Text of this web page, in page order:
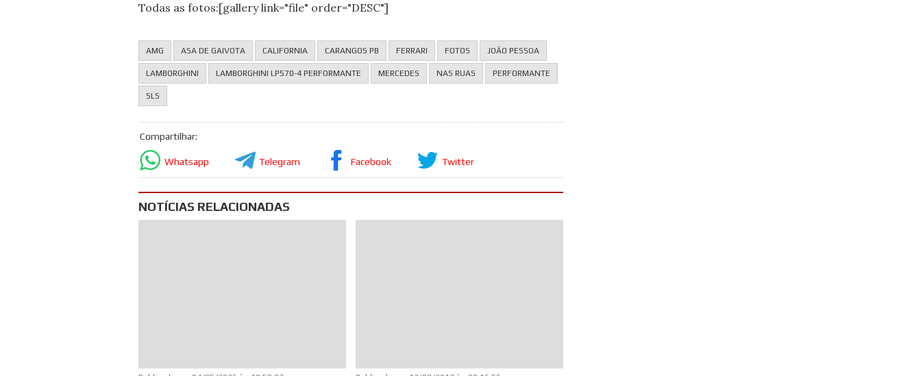
Todas as fotos:[gallery link="file" order="DESC"]
AMG ASA DE GAIVOTA CALIFORNIA CARANGOS PB FERRARI FOTOS JOÃO PESSOA
LAMBORGHINI LAMBORGHINI LP570-4 PERFORMANTE MERCEDES NAS RUAS PERFORMANTE
SLS
Compartilhar:
Whatsapp Telegram Facebook Twitter
NOTÍCIAS RELACIONADAS